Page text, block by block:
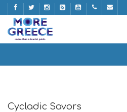
Cycladic Savors